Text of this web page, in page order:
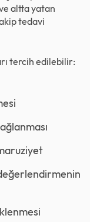
altta yatan
tedavi
tercih edilebilir: